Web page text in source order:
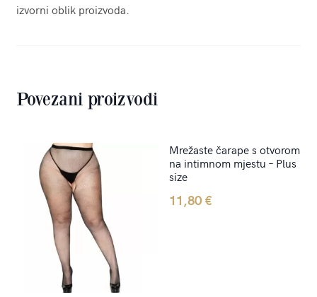
izvorni oblik proizvoda.
Povezani proizvodi
Mrežaste čarape s otvorom
na intimnom mjestu – Plus
size
11,80€